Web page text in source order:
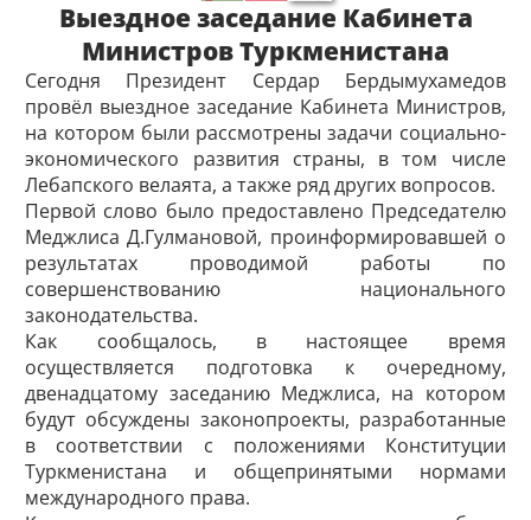
Выездное заседание Кабинета
Министров Туркменистана
Сегодня Президент Сердар Бердымухамедов
провёл выездное заседание Кабинета Министров,
на котором были рассмотрены задачи социально-
экономического развития страны, в том числе
Лебапского велаята, а также ряд других вопросов.
Первой слово было предоставлено Председателю
Меджлиса Д.Гулмановой, проинформировавшей о
результатах проводимой работы по
совершенствованию национального
законодательства.
Как сообщалось, в настоящее время
осуществляется подготовка к очередному,
двенадцатому заседанию Меджлиса, на котором
будут обсуждены законопроекты, разработанные
в соответствии с положения­ми Конституции
Туркменистана и общепринятыми нормами
международного права.